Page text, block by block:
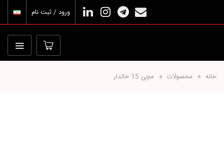
ورود / ثبت نام
خانه محصولات مچی 15 خالدار